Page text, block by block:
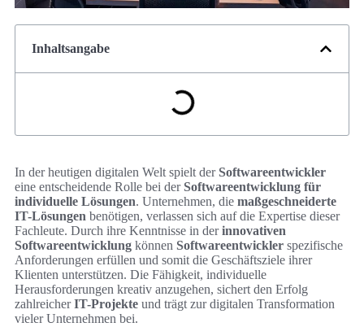
Inhaltsangabe
In der heutigen digitalen Welt spielt derSoftwareentwickler
eine entscheidende Rolle bei derSoftwareentwicklung für
individuelle Lösungen. Unternehmen, die maßgeschneiderte
IT-Lösungen benötigen, verlassen sich auf die Expertise dieser
Fachleute. Durch ihre Kenntnisse in derinnovativen
Softwareentwicklung können Softwareentwickler spezifische
Anforderungen erfüllen und somit die Geschäftsziele ihrer
Klienten unterstützen. Die Fähigkeit, individuelle
Herausforderungen kreativ anzugehen, sichert den Erfolg
zahlreicherIT-Projekte und trägt zur digitalen Transformation
vieler Unternehmen bei.